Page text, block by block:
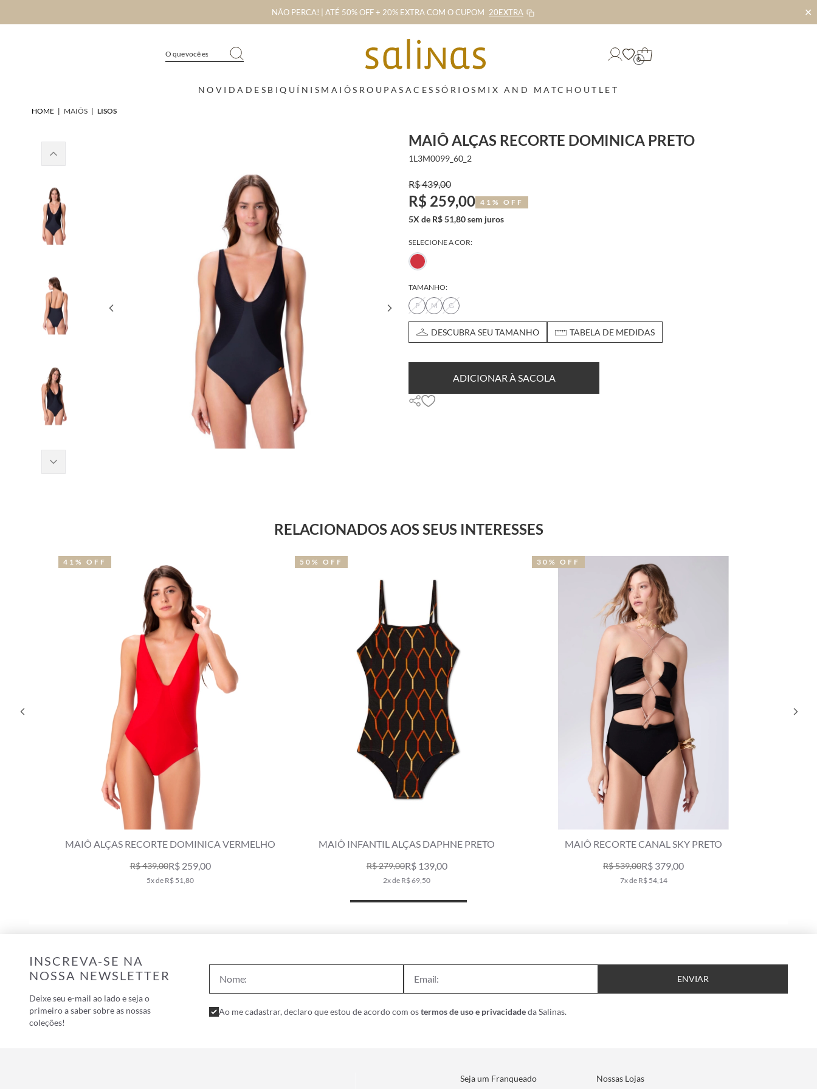
NÃO PERCA! | ATÉ 50% OFF + 20% EXTRA COM O CUPOM 20EXTRA ✕
0
NOVIDADES BIQUÍNIS MAIÔS ROUPAS ACESSÓRIOS MIX AND MATCHOUTLET
HOME | MAIÔS | LISOS
MAIÔ ALÇAS RECORTE DOMINICA PRETO
1L3M0099_60_2
R$ 439,00
R$ 259,00 41% OFF
5X de R$ 51,80 sem juros
SELECIONE A COR:
TAMANHO:
P
M G
DESCUBRA SEU TAMANHO TABELA DE MEDIDAS
ADICIONAR À SACOLA
RELACIONADOS AOS SEUS INTERESSES
MAIÔ ALÇAS RECORTE DOMINICA VERMELHO
R$ 439,00R$ 259,00
5x de R$ 51,80
41% OFF
MAIÔ INFANTIL ALÇAS DAPHNE PRETO
R$ 279,00R$ 139,00
2x de R$ 69,50
50% OFF
MAIÔ RECORTE CANAL SKY PRETO
R$ 539,00R$ 379,00
7x de R$ 54,14
30% OFF
INSCREVA-SE NA
NOSSA NEWSLETTER
Deixe seu e-mail ao lado e seja o
primeiro a saber sobre as nossas
coleções!
ENVIAR
Ao me cadastrar, declaro que estou de acordo com ostermos de uso e privacidadeda Salinas.
Seja um Franqueado Nossas Lojas